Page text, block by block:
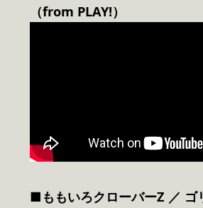
（from PLAY!）
■ももいろクローバーZ ／ ゴ